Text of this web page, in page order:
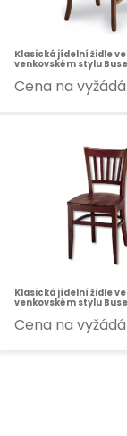
Klasická jídelní židle ve
venkovském stylu
Cena na
Klasická jídelní židle ve
venkovském stylu
Cena na